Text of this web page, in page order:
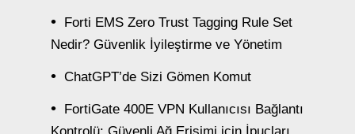
Forti EMS Zero Trust Tagging Rule Set
Nedir? Güvenlik İyileştirme ve Yönetim
ChatGPT’de Sizi Gömen Komut
FortiGate 400E VPN Kullanıcısı Bağlantı